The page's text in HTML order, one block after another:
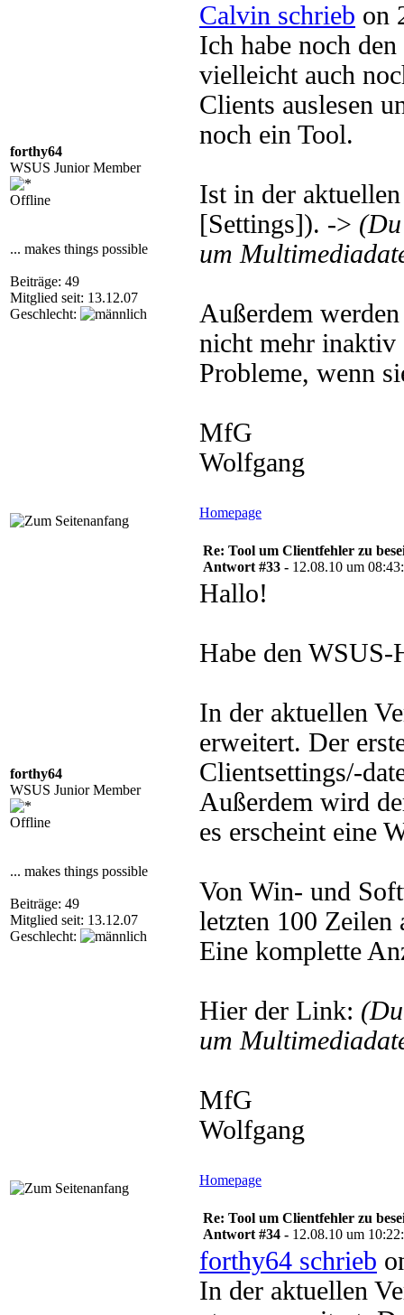
forthy64
WSUS Junior Member
Offline
... makes things possible
Beiträge: 49
Mitglied seit: 13.12.07
Geschlecht:
Calvin schrieb on
Ich habe noch
vielleicht auch
Clients auslesen
noch ein Tool.
Ist in der
[Settings]). ->
um
Außerdem
nicht mehr inaktiv
Probleme, wenn
MfG
Wolfgang
Homepage
forthy64
WSUS Junior Member
Offline
... makes things possible
Beiträge: 49
Mitglied seit: 13.12.07
Geschlecht:
Re: Tool um Clientfehler zu
Antwort #33 - 12.08.10 um
Hallo!
Habe den
In der aktuellen
erweitert. Der
Clientsettings/-
Außerdem wird
es erscheint eine
Von Win- und
letzten 100 Zeilen
Eine komplette
Hier der Link:
um
MfG
Wolfgang
Homepage
Re: Tool um Clientfehler zu
Antwort #34 - 12.08.10 um
forthy64 schrieb
In der aktuellen